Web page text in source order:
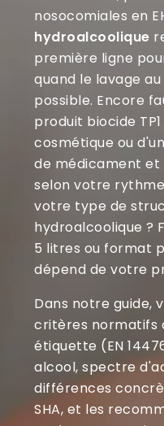
nosocomiales en
hydroalcoolique
première ligne
quand le lavage
possible. Encore
produit biocide
cosmétique ou
de médicament
selon votre
votre type de
hydroalcoolique ?
5 litres ou format
dépend de votre
Dans notre guide,
critères normatifs
étiquette (EN
alcool, spectre
différences
SHA, et les